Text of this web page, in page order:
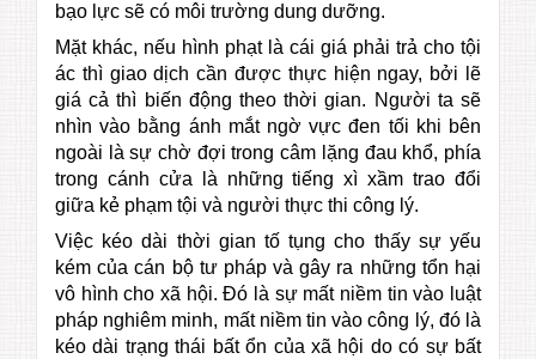
bạo lực sẽ có môi trường dung dưỡng.
Mặt khác, nếu hình phạt là cái giá phải trả cho tội
ác thì giao dịch cần được thực hiện ngay, bởi lẽ
giá cả thì biến động theo thời gian. Người ta sẽ
nhìn vào bằng ánh mắt ngờ vực đen tối khi bên
ngoài là sự chờ đợi trong câm lặng đau khổ, phía
trong cánh cửa là những tiếng xì xầm trao đổi
giữa kẻ phạm tội và người thực thi công lý.
Việc kéo dài thời gian tố tụng cho thấy sự yếu
kém của cán bộ tư pháp và gây ra những tổn hại
vô hình cho xã hội. Đó là sự mất niềm tin vào luật
pháp nghiêm minh, mất niềm tin vào công lý, đó là
kéo dài trạng thái bất ổn của xã hội do có sự bất